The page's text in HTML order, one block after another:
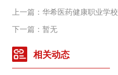
上一篇：华希医药健康职业学校
下一篇：暂无
相关动态